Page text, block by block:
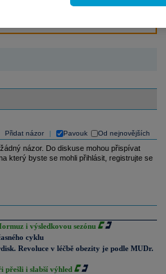
Přidat názor Pavouk Od nejnovějších
názor. Do diskuse mohou přispívat
který byste se mohli přihlásit, registrujte se
i výsledkovou sezónu
cyklu
Revoluce v léčbě obezity je podle MUDr.
přešli i slabší výhled